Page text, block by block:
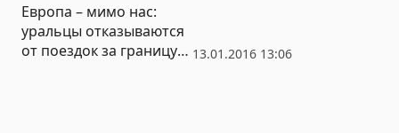
13.01.2016 13:06
Европа – мимо нас:
уральцы отказываются
от поездок за границу